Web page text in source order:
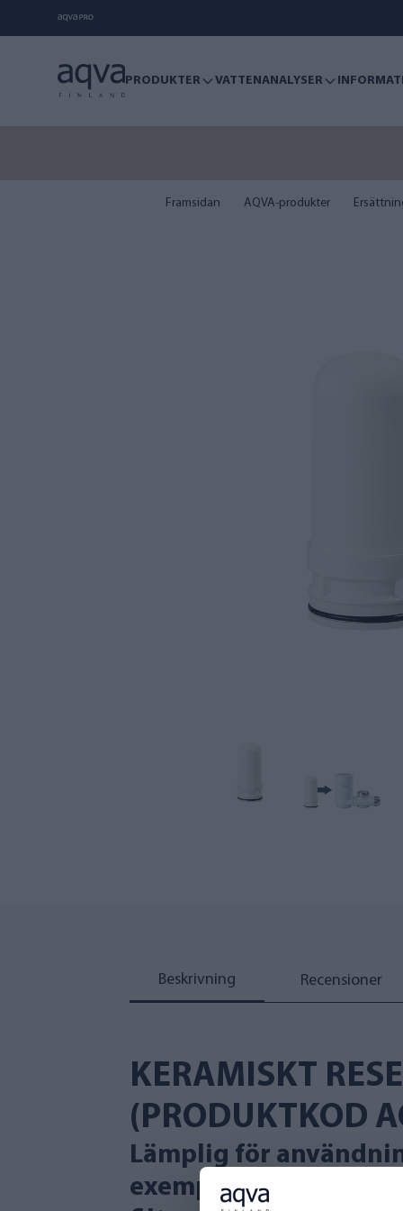
PRODUKTER VATTENANALYSER
Framsidan AQVA-produkter
Beskrivning Recensioner
KERAMISKT
(PRODUKTKOD
Lämplig för
exempel järn, rost,